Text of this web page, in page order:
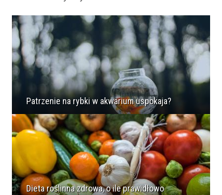
Patrzenie na rybki w akwarium uspokaja?
Dieta roślinna zdrowa, o ile prawidłowo